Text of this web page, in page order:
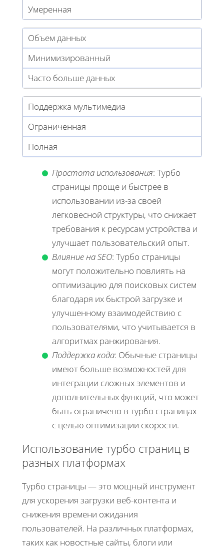
Умеренная
Объем данных
Минимизированный
Часто больше данных
Поддержка мультимедиа
Ограниченная
Полная
Простота использования: Турбо
страницы проще и быстрее в
использовании из-за своей
легковесной структуры, что снижает
требования к ресурсам устройства и
улучшает пользовательский опыт.
Влияние на SEO: Турбо страницы
могут положительно повлиять на
оптимизацию для поисковых систем
благодаря их быстрой загрузке и
улучшенному взаимодействию с
пользователями, что учитывается в
алгоритмах ранжирования.
Поддержка кода: Обычные страницы
имеют больше возможностей для
интеграции сложных элементов и
дополнительных функций, что может
быть ограничено в турбо страницах
с целью оптимизации скорости.
Использование турбо страниц в
разных платформах
Турбо страницы — это мощный инструмент
для ускорения загрузки веб-контента и
снижения времени ожидания
пользователей. На различных платформах,
таких как новостные сайты, блоги или